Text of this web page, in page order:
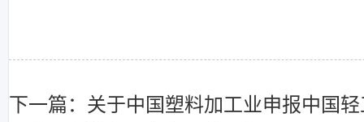
下一篇：关于中国塑料加工业申报中国